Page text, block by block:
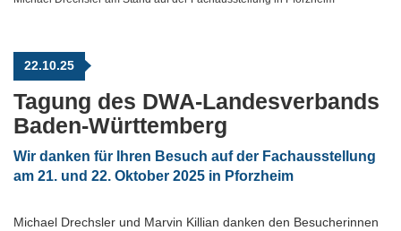
22.10.25
Tagung des DWA-Landesverbands
Baden-Württemberg
Wir danken für Ihren Besuch auf der Fachausstellung
am 21. und 22. Oktober 2025 in Pforzheim
Michael Drechsler und Marvin Killian danken den Besucherinnen